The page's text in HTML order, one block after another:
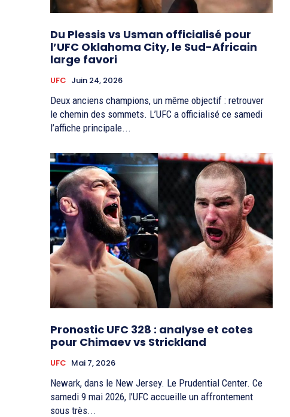
Du Plessis vs Usman officialisé pour
l’UFC Oklahoma City, le Sud-Africain
large favori
UFC Juin 24, 2026
Deux anciens champions, un même objectif : retrouver
le chemin des sommets. L’UFC a officialisé ce samedi
l’affiche principale...
Pronostic UFC 328 : analyse et cotes
pour Chimaev vs Strickland
UFC Mai 7, 2026
Newark, dans le New Jersey. Le Prudential Center. Ce
samedi 9 mai 2026, l’UFC accueille un affrontement
sous très...